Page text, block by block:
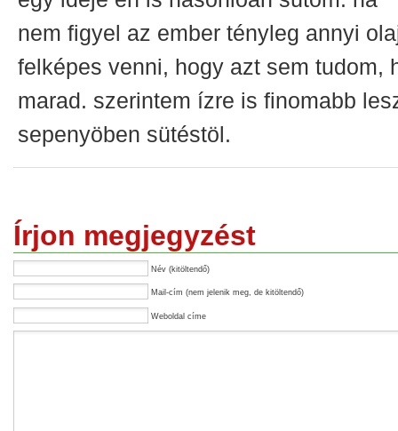
nem figyel az ember tényleg annyi
felképes venni, hogy azt sem tudom,
marad. szerintem ízre is finomabb
sepenyöben sütéstöl.
Írjon megjegyzést
Név (kitöltendő)
Mail-cím (nem jelenik meg, de kitöltendő)
Weboldal címe